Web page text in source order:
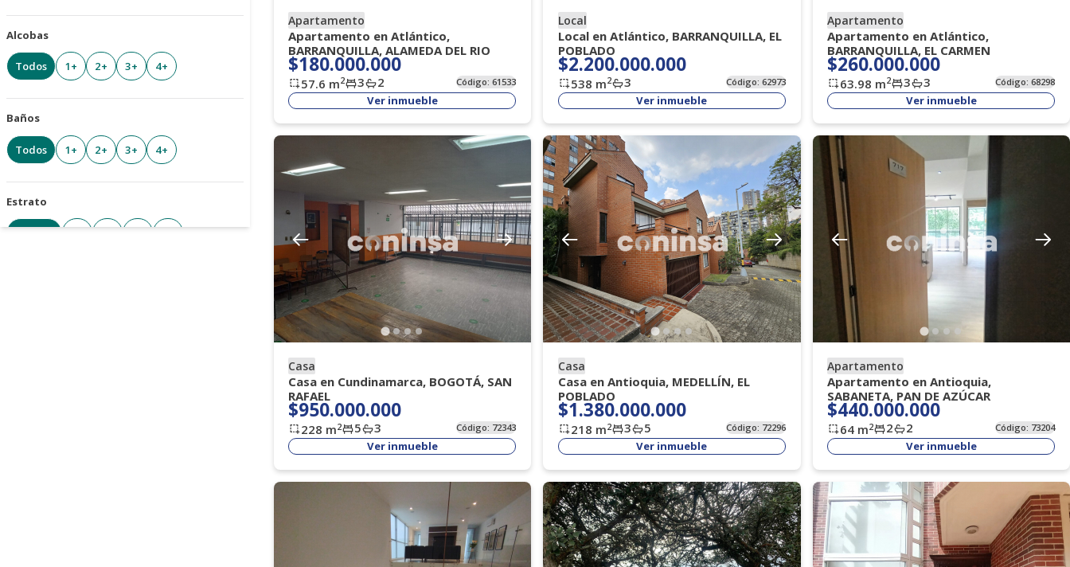
Alcobas
Todos 1+ 2+ 3+ 4+
Baños
Todos 1+ 2+ 3+ 4+
Estrato
Apartamento
Apartamento en Atlántico,
BARRANQUILLA, ALAMEDA DEL RIO
$180.000.000
57.6 m2 3 2 Código:61533
Ver inmueble
Local
Local en Atlántico, BARRANQUILLA, EL
POBLADO
$2.200.000.000
538 m2 3 Código: 62973
Ver inmueble
Apartamento
Apartamento en Atlántico,
BARRANQUILLA, EL CARMEN
$260.000.000
63.98 m2 3 3 Código:68298
Ver inmueble
Casa
Casa en Cundinamarca, BOGOTÁ, SAN
RAFAEL
$950.000.000
228 m2 5 3 Código: 72343
Ver inmueble
Casa
Casa en Antioquia, MEDELLÍN, EL
POBLADO
$1.380.000.000
218 m2 3 5 Código: 72296
Ver inmueble
Apartamento
Apartamento en Antioquia,
SABANETA, PAN DE AZÚCAR
$440.000.000
64 m2 2 2 Código: 73204
Ver inmueble